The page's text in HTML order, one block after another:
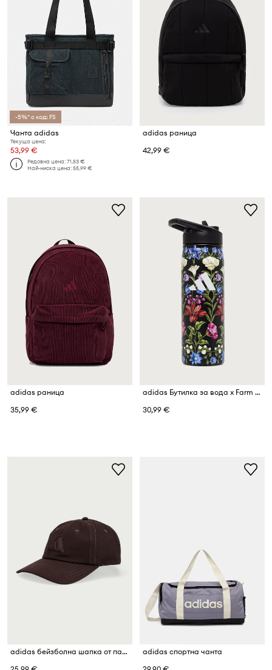
-5%* с код: FS
Чанта adidas
Текуща цена:
53,99 €
Редовна цена:71,53 €
Най-ниска цена:55,99 €
adidas раница
42,99 €
adidas раница
35,99 €
adidas Бутилка за вода x Farm Rio
30,99 €
adidas бейзболна шапка от памук
adidas спортна чанта